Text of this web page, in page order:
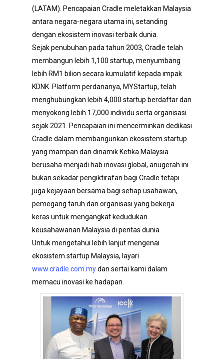
(LATAM). Pencapaian Cradle meletakkan Malaysia
antara negara-negara utama ini, setanding
dengan ekosistem inovasi terbaik dunia.
Sejak penubuhan pada tahun 2003, Cradle telah
membangun lebih 1,100 startup, menyumbang
lebih RM1 bilion secara kumulatif kepada impak
KDNK. Platform perdananya, MYStartup, telah
menghubungkan lebih 4,000 startup berdaftar dan
menyokong lebih 17,000 individu serta organisasi
sejak 2021. Pencapaian ini mencerminkan dedikasi
Cradle dalam membangunkan ekosistem startup
yang mampan dan dinamik.Ketika Malaysia
berusaha menjadi hab inovasi global, anugerah ini
bukan sekadar pengiktirafan bagi Cradle tetapi
juga kejayaan bersama bagi setiap usahawan,
pemegang taruh dan organisasi yang bekerja
keras untuk mengangkat kedudukan
keusahawanan Malaysia di pentas dunia.
Untuk mengetahui lebih lanjut mengenai
ekosistem startup Malaysia, layari
www.cradle.com.mydan sertai kami dalam
memacu inovasi ke hadapan.